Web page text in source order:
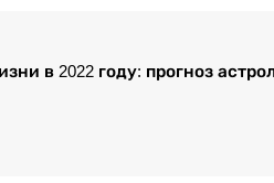
в 2022 году: прогноз